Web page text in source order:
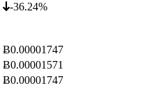
-36.24%
Ƀ0.00001747
Ƀ0.00001571
Ƀ0.00001747